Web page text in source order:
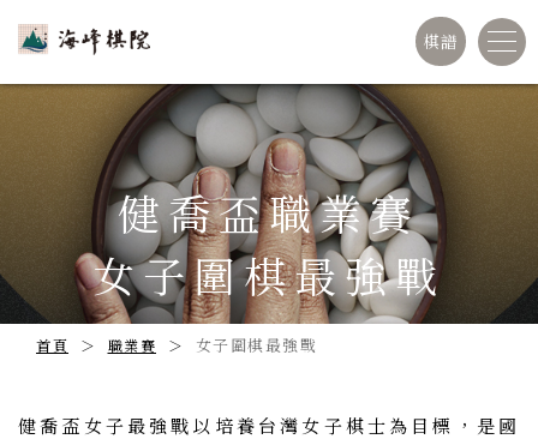
棋譜
健喬盃職業賽
女子圍棋最強戰
首頁 職業賽 女子圍棋最強戰
健喬盃女子最強戰以培養台灣女子棋士為目標，是國